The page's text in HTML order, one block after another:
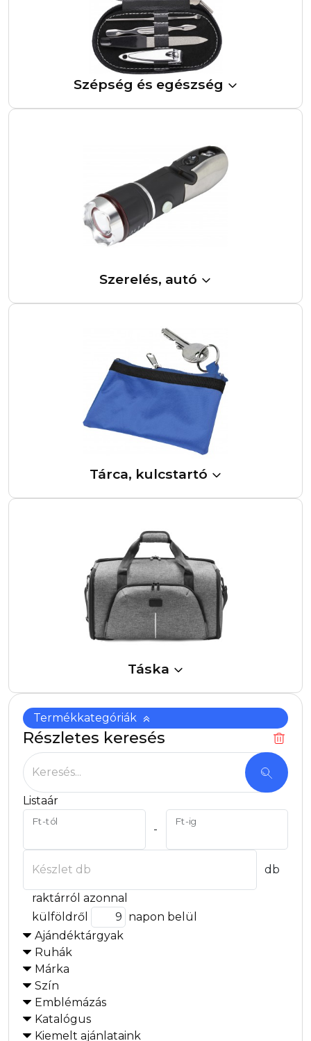
Termékkategóriák
Részletes keresés
Keresés...
Listaár
Ft-tól
-
Ft-ig
Készlet db db
raktárról azonnal
külföldről
napon belül
Ajándéktárgyak
Ruhák
Márka
Szín
Emblémázás
Katalógus
Kiemelt ajánlataink
Szépség és egészség
Szerelés, autó
Tárca, kulcstartó
Táska